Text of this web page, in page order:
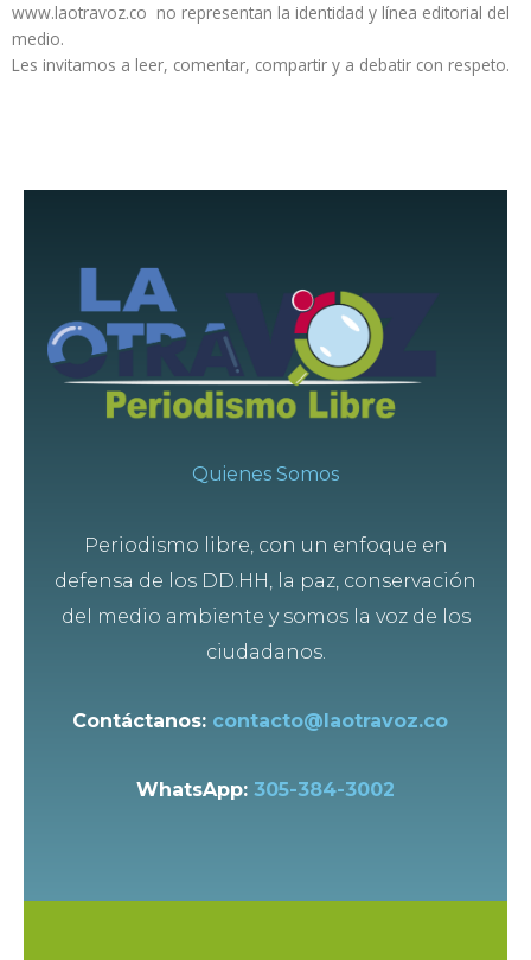
www.laotravoz.co no representan la identidad y línea editorial del
medio.
Les invitamos a leer, comentar, compartir y a debatir con respeto.
Quienes Somos
Periodismo libre, con un enfoque en
defensa de los DD.HH, la paz, conservación
del medio ambiente y somos la voz de los
ciudadanos.
Contáctanos: contacto@laotravoz.co
WhatsApp: 305-384-3002